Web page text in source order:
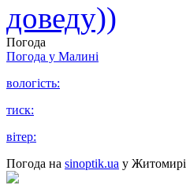
доведу))
Погода
Погода у Малині
вологість:
тиск:
вітер:
Погода на sinoptik.ua у Житомирі